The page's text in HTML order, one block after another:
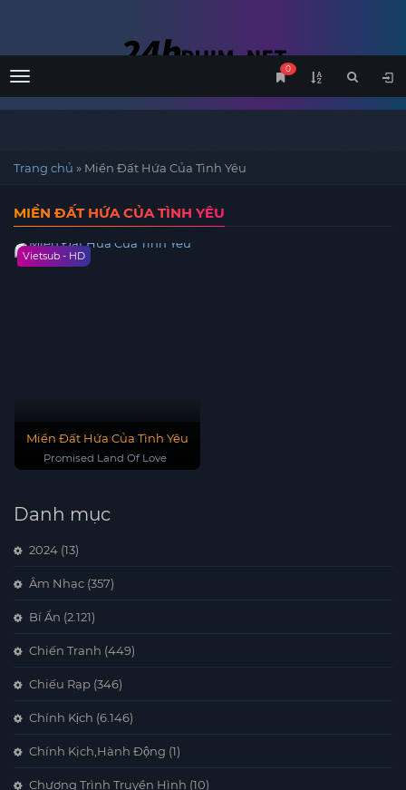
Menu
0
Trang chủ » Miền Đất Hứa Của Tình Yêu
MIỀN ĐẤT HỨA CỦA TÌNH YÊU
Vietsub - HD
Miền Đất Hứa Của Tình Yêu
Promised Land Of Love
Danh mục
2024 (13)
Âm Nhạc (357)
Bí Ẩn (2.121)
Chiến Tranh (449)
Chiếu Rạp (346)
Chính Kịch (6.146)
Chính Kịch,Hành Động (1)
Chương Trình Truyền Hình (10)